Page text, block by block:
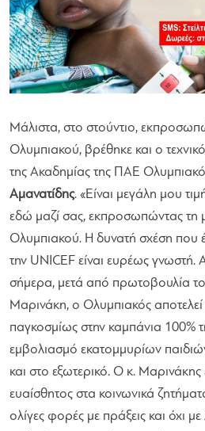
Μάλιστα, στο στούντιο,
Ολυμπιακού, βρέθηκε και ο
της Ακαδημίας της ΠΑΕ
Αμανατίδης. «Είναι μεγάλη μου
εδώ μαζί σας, εκπροσωπώντας τη
Ολυμπιακού. Η δυνατή σχέση που
την UNICEF είναι ευρέως γνωστή.
σήμερα, μετά από πρωτοβουλία
Μαρινάκη, ο Ολυμπιακός
παγκοσμίως στην καμπάνια 100%
εμβολιασμό εκατομμυρίων
και στο εξωτερικό. Ο κ. Μαρινάκης
ευαίσθητος στα κοινωνικά
ολίγες φορές με πράξεις και όχι